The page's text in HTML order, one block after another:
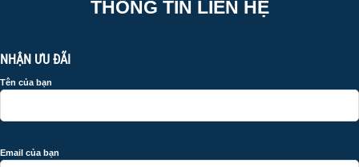
THÔNG TIN LIÊN HỆ
NHẬN ƯU ĐÃI
Tên của bạn
Email của bạn